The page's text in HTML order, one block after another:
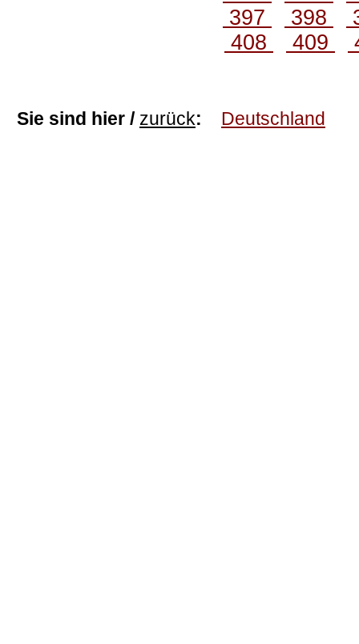
397
398
408
409
Sie sind hier / zurück: Deutschland